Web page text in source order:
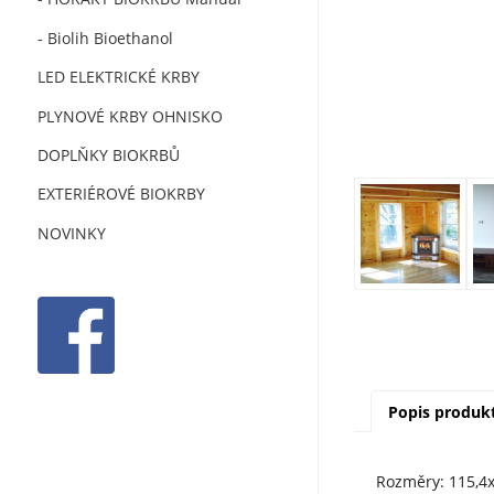
- Biolih Bioethanol
LED ELEKTRICKÉ KRBY
PLYNOVÉ KRBY OHNISKO
DOPLŇKY BIOKRBŮ
EXTERIÉROVÉ BIOKRBY
NOVINKY
Popis
Rozměry: